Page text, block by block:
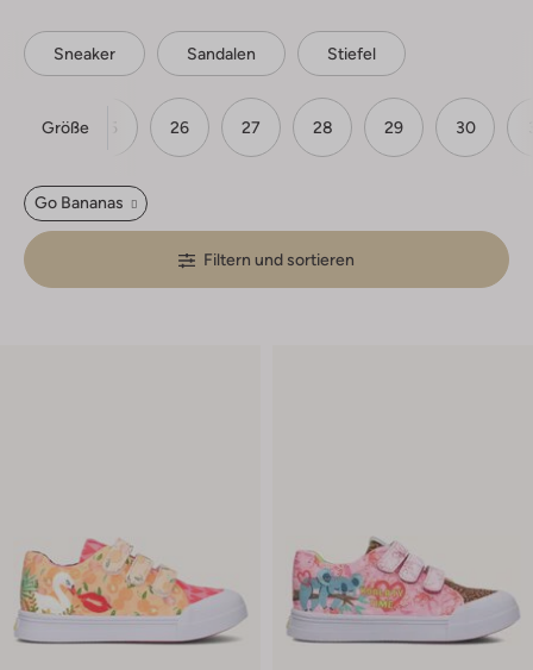
Sneaker Sandalen Stiefel
Größe
24 25 26 27 28 29 30
Go Bananas
Filtern und sortieren